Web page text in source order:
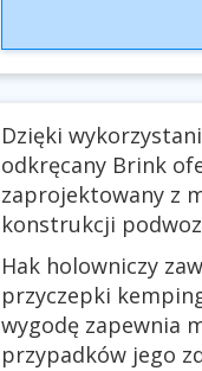
Dzięki
odkręcany Brink
zaprojektowany z
konstrukcji
Hak holowniczy
przyczepki
wygodę zapewnia
przypadków jego